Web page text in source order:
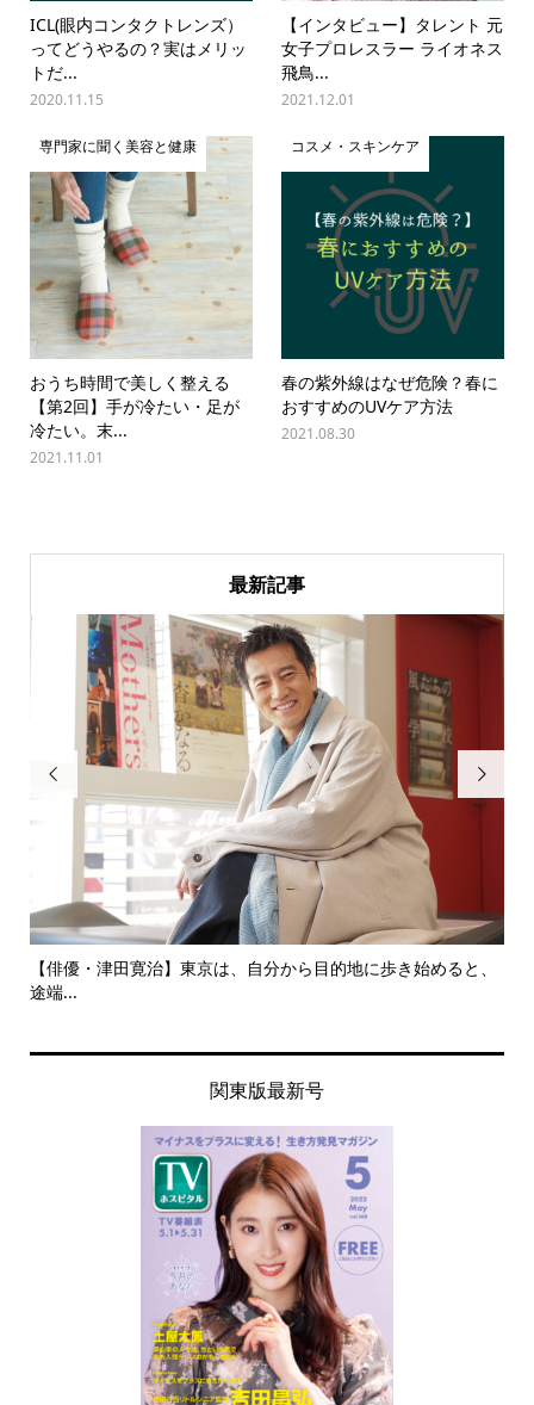
ICL(眼内コンタクトレンズ）
ってどうやるの？実はメリッ
トだ...
2020.11.15
【インタビュー】タレント 元
女子プロレスラー ライオネス
飛鳥...
2021.12.01
専門家に聞く美容と健康
おうち時間で美しく整える
【第2回】手が冷たい・足が
冷たい。末...
2021.11.01
コスメ・スキンケア
春の紫外線はなぜ危険？春に
おすすめのUVケア方法
2021.08.30
最新記事

【俳優・津田寛治】東京は、自分から目的地に歩き始めると、
途端...

関東版最新号